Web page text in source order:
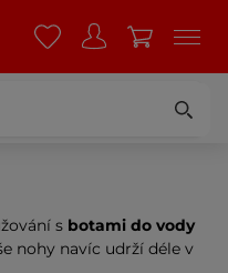
s botami do vody
nohy navíc udrží déle v